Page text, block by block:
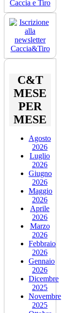
C&T
MESE
PER
MESE
Agosto
2026
Luglio
2026
Giugno
2026
Maggio
2026
Aprile
2026
Marzo
2026
Febbraio
2026
Gennaio
2026
Dicembre
2025
Novembre
2025